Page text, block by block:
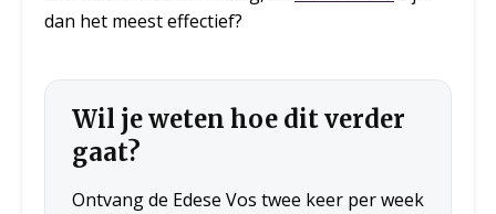
dan het meest effectief?
Wil je weten hoe dit verder
gaat?
Ontvang de Edese Vos twee keer per week